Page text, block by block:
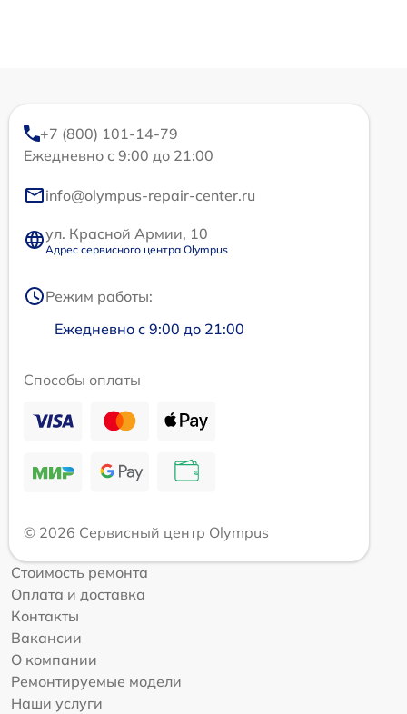
+7 (800) 101-14-79
Ежедневно с 9:00 до 21:00
info@olympus-repair-center.ru
ул. Красной Армии, 10
Адрес сервисного центра Olympus
Режим работы:
Ежедневно с 9:00 до 21:00
Способы оплаты
© 2026 Сервисный центр Olympus
Стоимость ремонта
Оплата и доставка
Контакты
Вакансии
О компании
Ремонтируемые модели
Наши услуги